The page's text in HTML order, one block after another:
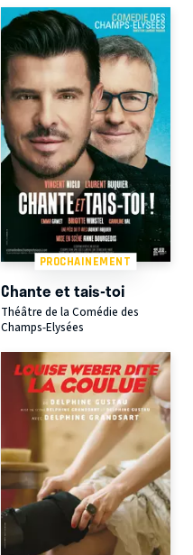
PROCHAINEMENT
Chante et tais-toi
Théâtre de la Comédie des
Champs-Elysées